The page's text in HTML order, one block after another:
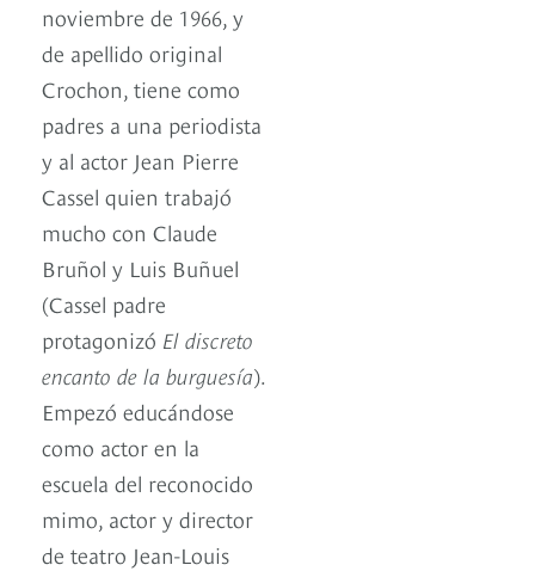
noviembre de 1966, y
de apellido original
Crochon, tiene como
padres a una periodista
y al actor Jean Pierre
Cassel quien trabajó
mucho con Claude
Bruñol y Luis Buñuel
(Cassel padre
protagonizó El discreto
encanto de la burguesía).
Empezó educándose
como actor en la
escuela del reconocido
mimo, actor y director
de teatro Jean-Louis